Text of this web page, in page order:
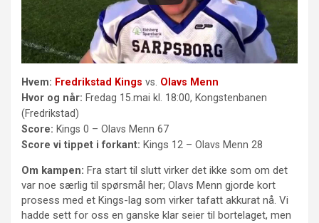
Hvem: Fredrikstad Kings vs. Olavs Menn
Hvor og når: Fredag 15.mai kl. 18:00, Kongstenbanen
(Fredrikstad)
Score: Kings 0 – Olavs Menn 67
Score vi tippet i forkant: Kings 12 – Olavs Menn 28
Om kampen: Fra start til slutt virker det ikke som om det
var noe særlig til spørsmål her; Olavs Menn gjorde kort
prosess med et Kings-lag som virker tafatt akkurat nå. Vi
hadde sett for oss en ganske klar seier til bortelaget, men